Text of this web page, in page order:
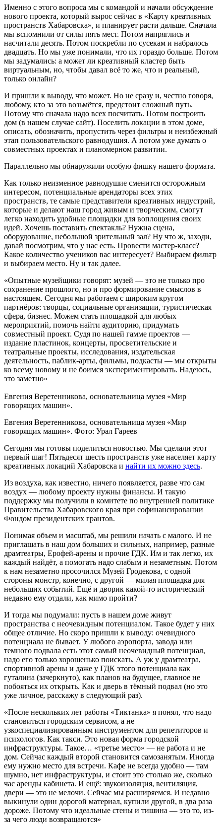
Именно с этого вопроса мы с командой и начали обсуждение
нового проекта, который вырос сейчас в «Карту креативных
пространств Хабаровска», и планирует расти дальше. Сначала
мы вспомнили от силы пять мест. Потом напряглись и
насчитали десять. Потом поскребли по сусекам и набралось
двадцать. Но мы уже понимали, что их гораздо больше. Потом
мы задумались: а может ли креативный кластер быть
виртуальным, но, чтобы давал всё то же, что и реальный,
только онлайн?
И пришли к выводу, что может. Но не сразу и, честно говоря,
любому, кто за это возьмётся, предстоит сложный путь.
Потому что сначала надо всех посчитать. Потом построить
дом (в нашем случае сайт). Поселить локации в этом доме,
описать, обозначить, пропустить через фильтры и неизбежный
этап пользовательского равнодушия. А потом уже думать о
совместных проектах и планомерном развитии.
Параллельно мы обнаружили особую фишку нашего формата.
Как только неизменное равнодушие сменится осторожным
интересом, потенциальные арендаторы всех этих
пространств, те самые представители креативных индустрий,
которые и делают наш город живым и творческим, смогут
легко находить удобные площадки для воплощения своих
идей. Хочешь поставить спектакль? Нужна сцена,
оборудование, небольшой зрительный зал? Ну что ж, заходи,
давай посмотрим, что у нас есть. Провести мастер-класс?
Какое количество учеников вас интересует? Выбираем фильтр
и выбираем место. Ну и так далее.
«Опытные музейщики говорят: музей — это не только про
сохранение прошлого, но и про формирование смыслов в
настоящем. Сегодня мы работаем с широким кругом
партнёров: творцы, социальные организации, туристическая
сфера, бизнес. Можем стать площадкой для любых
мероприятий, помочь найти аудиторию, придумать
совместный проект. Судя по нашей гамме проектов —
издание пластинок, концерты, просветительские и
театральные проекты, исследования, издательская
деятельность, паблик-арты, фильмы, подкасты — мы открыты
ко всему новому и не боимся экспериментировать. Надеюсь,
это заметно»
Евгения Веретенникова, основательница музея «Мир
говорящих машин».
Евгения Веретенникова, основательница музея «Мир
говорящих машин». Фото: Урал Гареев
Сегодня мы готовы поделиться новостью. Мы сделали этот
первый шаг! Пятьдесят шесть пространств уже населяет карту
креативных локаций Хабаровска и найти их можно здесь.
Из воздуха, как известно, ничего появляется, разве что сам
воздух — любому проекту нужны финансы. И такую
поддержку мы получили в комитете по внутренней политике
Правительства Хабаровского края при софинансировании
Фондом президентских грантов.
Понимая объем и масштаб, мы решили начать с малого. И не
приглашать в наш дом больших и сильных, например, разные
драмтеатры, Ерофей-арены и прочие ГДК. Им и так легко, их
каждый найдёт, а помогать надо слабым и незаметным. Потом
к нам незаметно просочился Музей Гродекова, с одной
стороны монстр, конечно, с другой — милая площадка для
небольших событий. Ещё и дворик какой-то исторический
недавно ему отдали, как мимо пройти?
И тогда мы подумали: пусть в нашем доме живут
пространства с неочевидным потенциалом. Такое будет у них
общее отличие. Но скоро пришли к выводу: очевидного
потенциала не бывает. У любого аэропорта, завода или
темного подвала есть этот самый неочевидный потенциал,
надо его только хорошенько поискать. А уж у драмтеатра,
спортивной арены и даже у ГДК этого потенциала как
гуталина (зачеркнуто), как планов на будущее, главное не
побояться их открыть. Как и дверь в тёмный подвал (но это
уже личное, расскажу в следующий раз).
«После нескольких лет работы «Тиктанка» я понял, что надо
становиться городским сервисом, а не
узкоспециализированным инструментом для репетиторов и
психологов. Как такси. Это новая форма городской
инфраструктуры. Такое… «третье место» — не работа и не
дом. Сейчас каждый второй становится самозанятым. Иногда
ему нужно место для встречи. Кафе не всегда удобно — там
шумно, нет инфраструктуры, и стоит это столько же, сколько
час аренды кабинета. И ещё: звукоизоляция, вентиляция,
двери — это не мелочи. Сейчас мы расширяемся. И недавно
выкинули один дорогой материал, купили другой, в два раза
дороже. Потому что идеальные стены и тишина — это то, из-
за чего люди возвращаются»